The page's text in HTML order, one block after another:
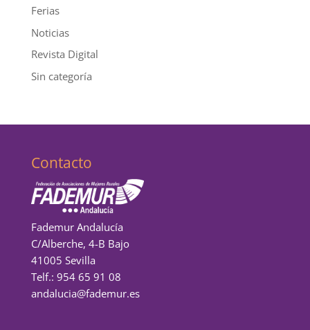
Ferias
Noticias
Revista Digital
Sin categoría
Contacto
Fademur Andalucía
C/Alberche, 4-B Bajo
41005 Sevilla
Telf.: 954 65 91 08
andalucia@fademur.es